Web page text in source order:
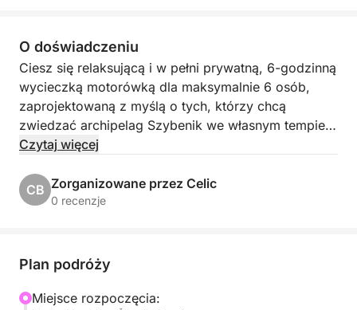
O doświadczeniu
Ciesz się relaksującą i w pełni prywatną, 6-godzinną
wycieczką motorówką dla maksymalnie 6 osób,
zaprojektowaną z myślą o tych, którzy chcą
zwiedzać archipelag Szybenik we własnym tempie.
Niezależnie od tego, czy podróżujesz z rodziną,
idealną równowagę między malowniczym rejsem,
pływaniem i spokojem wyspy.
lokalizacji, z elastycznym czasem rozpoczęcia,
wypłynięciu z portu będziesz podziwiać
Czytaj więcej
CB Zorganizowane przez Celic
0 recenzje
Plan podróży
Miejsce rozpoczęcia: